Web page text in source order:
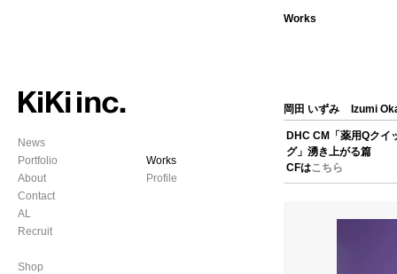
News
Portfolio
About
Contact
AL
Recruit
Shop
Works
Profile
Works
岡田 いずみ Izumi
DHC CM「薬用Qクイ
グ」湧き上がる篇
CFはこちら